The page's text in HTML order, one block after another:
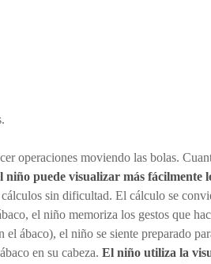
operaciones moviendo las bolas.
niño puede visualizar más fácilmente
sin dificultad. El cálculo se
el niño memoriza los gestos que
ábaco), el niño se siente preparado
en su cabeza. El niño utiliza la